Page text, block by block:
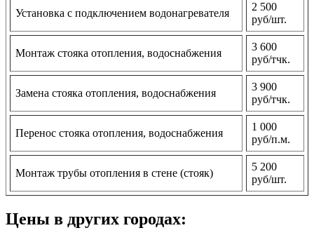
Установка с подключением водонагревателя
2 500
руб/шт.
Монтаж стояка отопления, водоснабжения
3 600
руб/тчк.
Замена стояка отопления, водоснабжения
3 900
руб/тчк.
Перенос стояка отопления, водоснабжения
1 000
руб/п.м.
Монтаж трубы отопления в стене (стояк)
5 200
руб/шт.
Цены в других городах: